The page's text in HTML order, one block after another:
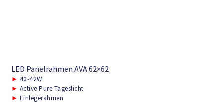
LED Panelrahmen AVA 62×62
► 40-42W
► Active Pure Tageslicht
► Einlegerahmen